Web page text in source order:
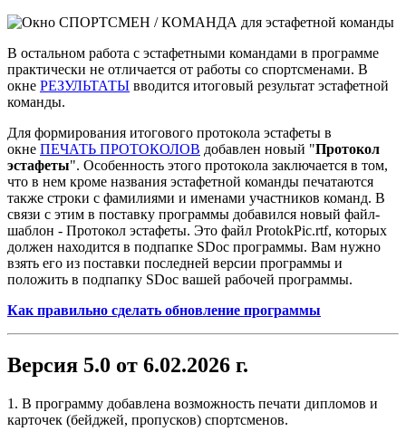
В остальном работа с эстафетными командами в программе
практически не отличается от работы со спортсменами. В
окне РЕЗУЛЬТАТЫ вводится итоговый результат эстафетной
команды.
Для формирования итогового протокола эстафеты в
окне ПЕЧАТЬ ПРОТОКОЛОВ добавлен новый "Протокол
эстафеты". Особенность этого протокола заключается в том,
что в нем кроме названия эстафетной команды печатаются
также строки с фамилиями и именами участников команд. В
связи с этим в поставку программы добавился новый файл-
шаблон - Протокол эстафеты. Это файл ProtokPic.rtf, которых
должен находится в подпапке SDoc программы. Вам нужно
взять его из поставки последней версии программы и
положить в подпапку SDoc вашей рабочей программы.
Как правильно сделать обновление программы
Версия 5.0 от 6.02.2026 г.
1. В программу добавлена возможность печати дипломов и
карточек (бейджей, пропусков) спортсменов.